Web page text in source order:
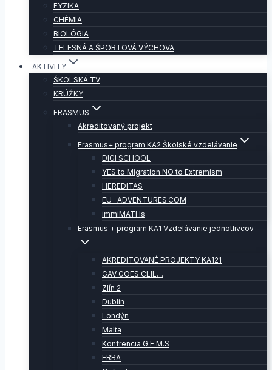
FYZIKA
CHÉMIA
BIOLÓGIA
TELESNÁ A ŠPORTOVÁ VÝCHOVA
AKTIVITY
ŠKOLSKÁ TV
KRÚŽKY
ERASMUS
Akreditovaný projekt
Erasmus+ program KA2 Školské vzdelávanie
DIGI SCHOOL
YES to Migration NO to Extremism
HEREDITAS
EU- ADVENTURES.COM
immiMATHs
Erasmus + program KA1 Vzdelávanie jednotlivcov
AKREDITOVANÉ PROJEKTY KA121
GAV GOES CLIL…
Zlín 2
Dublin
Londýn
Malta
Konfrencia G.E.M.S
ERBA